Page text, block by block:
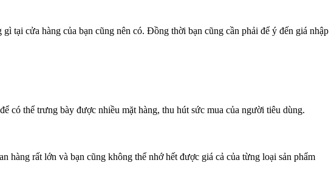
tại cửa hàng của bạn cũng nên có. Đồng thời bạn cũng cần phải để ý đến giá nhập
có thể trưng bày được nhiều mặt hàng, thu hút sức mua của người tiêu dùng.
hàng rất lớn và bạn cũng không thể nhớ hết được giá cả của từng loại sản phẩm